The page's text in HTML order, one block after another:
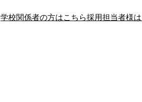
学校関係者の方はこちら採用担当者様